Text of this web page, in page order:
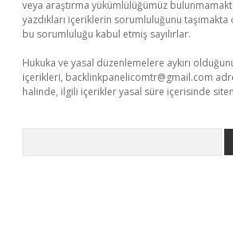
veya araştırma yükümlülüğümüz
yazdıkları içeriklerin sorumluluğunu
bu sorumluluğu kabul etmiş sayılırlar.
Hukuka ve yasal düzenlemelere aykırı
içerikleri, backlinkpanelicomtr@gmail.com
halinde, ilgili içerikler yasal süre içerisinde